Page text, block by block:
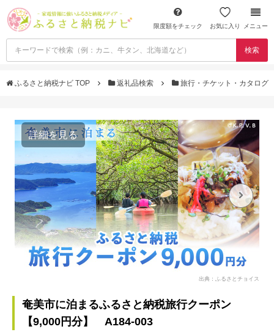
限度額をチェック お気に入り メニュー
検索
ふるさと納税ナビ TOP 返礼品検索 旅行・チケット・カタログ
詳細を見る
出典：ふるさとチョイス
奄美市に泊まるふるさと納税旅行クーポン
【9,000円分】 A184-003